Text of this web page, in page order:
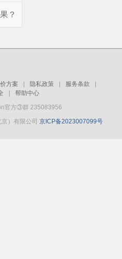
？
方案 隐私政策 服务条款
帮助中心
官方③群 235083956
）有限公司 京ICP备2023007099号